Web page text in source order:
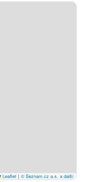
Leaflet | © Seznam.cz a.s. a další